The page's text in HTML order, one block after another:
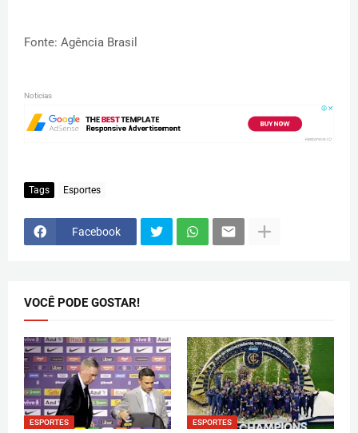
Fonte: Agência Brasil
Noticias
Tags Esportes
Facebook
VOCÊ PODE GOSTAR!
ESPORTES ESPORTES